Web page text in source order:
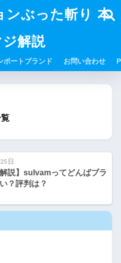
ンぶった斬り 本
解説
ポートブランド お問い合わせ
日
解説】sulvamってどんばブラ
？評判は？